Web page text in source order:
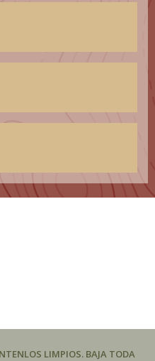
LIMPIOS. BAJA TODA